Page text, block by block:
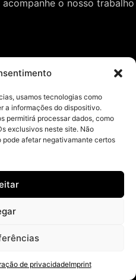
usamos tecnologias como
a informações do dispositivo.
permitirá processar dados, como
exclusivos neste site. Não
afetar negativamante certos
de privacidadeImprint
o nosso trabalho
- Arquitetura e Design